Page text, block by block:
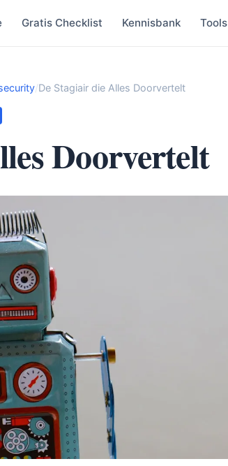
Gratis Checklist Kennisbank Tools
/De Stagiair die Alles Doorvertelt
Doorvertelt